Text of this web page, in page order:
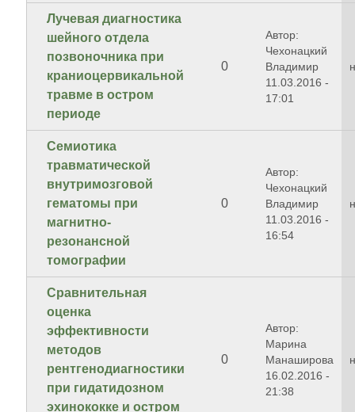
Лучевая диагностика
шейного отдела
позвоночника при
краниоцервикальной
травме в остром
периоде
0
Автор:
Чехонацкий
Владимир
11.03.2016 -
17:01
Семиотика
травматической
внутримозговой
гематомы при
магнитно-
резонансной
томографии
0
Автор:
Чехонацкий
Владимир
11.03.2016 -
16:54
Сравнительная
оценка
эффективности
методов
рентгенодиагностики
при гидатидозном
эхинококке и остром
0
Автор:
Марина
Манаширова
16.02.2016 -
21:38